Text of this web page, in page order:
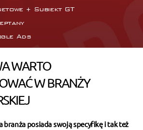
+ Subiekt GT
Ads
WARTO
W BRANŻY
branża posiada swoją specyfikę i tak też